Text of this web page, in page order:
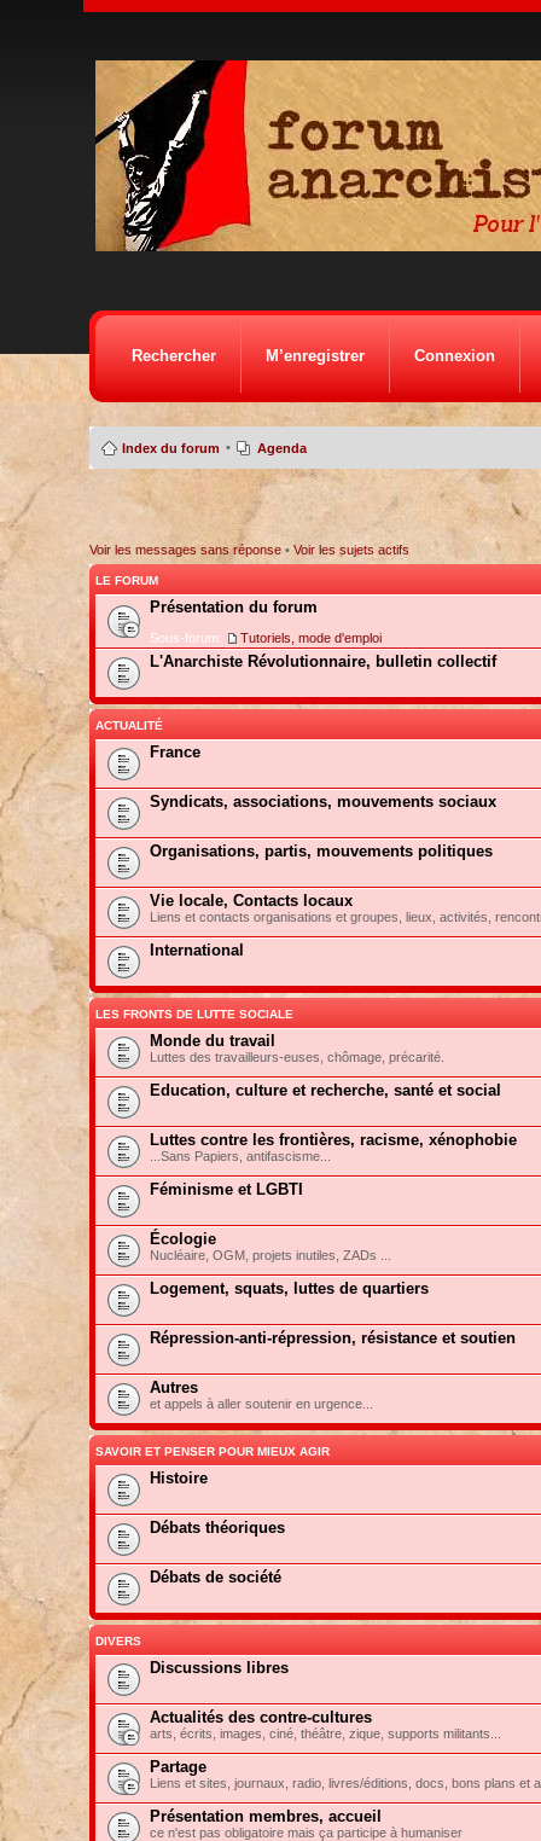
Rechercher M’enregistrer Connexion
Index du forum • Agenda
Voir les messages sans réponse• Voir les sujets actifs
LE FORUM
Présentation du forum
Sous-forum: Tutoriels, mode d'emploi
L'Anarchiste Révolutionnaire, bulletin collectif
ACTUALITÉ
France
Syndicats, associations, mouvements sociaux
Organisations, partis, mouvements politiques
Vie locale, Contacts locaux
Liens et contacts organisations et groupes, lieux, activités,
International
LES FRONTS DE LUTTE SOCIALE
Monde du travail
Luttes des travailleurs-euses, chômage, précarité.
Education, culture et recherche, santé et social
Luttes contre les frontières, racisme, xénophobie
...Sans Papiers, antifascisme...
Féminisme et LGBTI
Écologie
Nucléaire, OGM, projets inutiles, ZADs ...
Logement, squats, luttes de quartiers
Répression-anti-répression, résistance et soutien
Autres
et appels à aller soutenir en urgence...
SAVOIR ET PENSER POUR MIEUX AGIR
Histoire
Débats théoriques
Débats de société
DIVERS
Discussions libres
Actualités des contre-cultures
arts, écrits, images, ciné, théâtre, zique, supports militants...
Partage
Liens et sites, journaux, radio, livres/éditions, docs, bons plans et
Présentation membres, accueil
ce n'est pas obligatoire mais ça participe à humaniser